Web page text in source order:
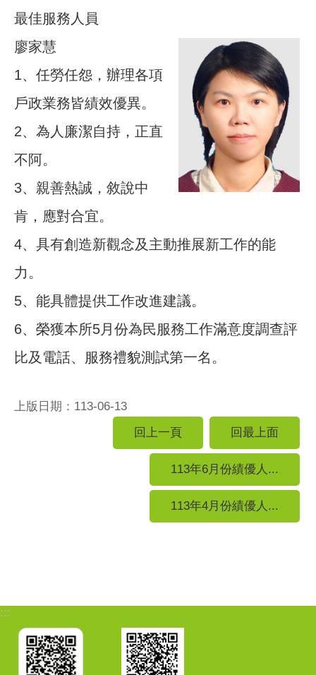
最佳服務人員
廖家慧
1、任勞任怨，辦理各項
戶政業務皆績效優異。
2、為人廉潔自持，正直
不阿。
3、親善熱誠，敘說中
肯，應對合宜。
4、具有創造新觀念及主動推展新工作的能
力。
5、能具體提供工作改進建議。
6、榮獲本所5月份為民服務工作滿意度調查評
比及電話、服務禮貌測試第一名。
上版日期：113-06-13
回上一頁
回最上面
113年6月份績優人...
113年4月份績優人...
:::